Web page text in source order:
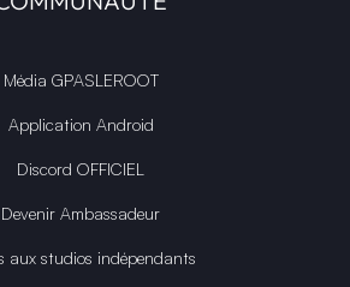
Média GPASLEROOT
Application Android
Discord OFFICIEL
Devenir Ambassadeur
aux studios indépendants